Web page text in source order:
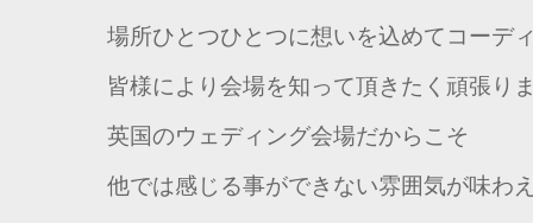
場所ひとつひとつに想いを込めてコーデ
皆様により会場を知って頂きたく頑張り
英国のウェディング会場だからこそ
他では感じる事ができない雰囲気が味わ